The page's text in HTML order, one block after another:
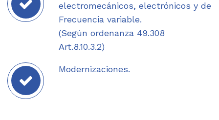
electromecánicos, electrónicos y de
Frecuencia variable.
(Según ordenanza 49.308
Art.8.10.3.2)
Modernizaciones.